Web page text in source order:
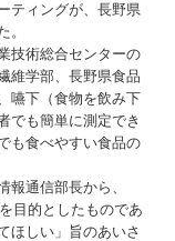
ティングが、長野県
。
技術総合センターの
維学部、長野県食品
嚥下（食物を飲み下
でも簡単に測定でき
も食べやすい食品の
通信部長から、
目的としたものであ
ほしい」旨のあいさ